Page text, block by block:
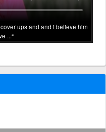
ups and and i believe him
...